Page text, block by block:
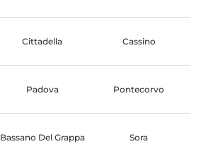
Cittadella Cassino
Padova Pontecorvo
Bassano Del Grappa Sora